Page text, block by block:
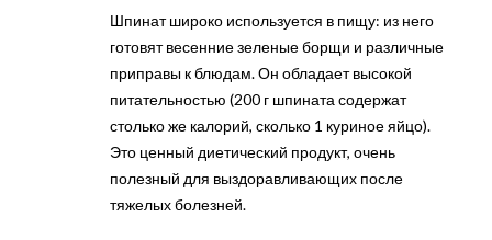
Шпинат широко используется в пищу: из него
готовят весенние зеленые борщи и различные
приправы к блюдам. Он обладает высокой
питательностью (200 г шпината содержат
столько же калорий, сколько 1 куриное яйцо).
Это ценный диетический продукт, очень
полезный для выздоравливающих после
тяжелых болезней.